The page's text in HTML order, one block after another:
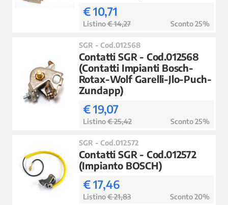
€ 10,71
Listino€ 14,27 Sconto 25%
SGR - Cod.012568
Contatti SGR - Cod.012568
(Contatti Impianti Bosch-
Rotax-Wolf Garelli-Jlo-Puch-
Zundapp)
€ 19,07
Listino€ 25,42 Sconto 25%
SGR - Cod.012572
Contatti SGR - Cod.012572
(Impianto BOSCH)
€ 17,46
Listino€ 21,83 Sconto 20%